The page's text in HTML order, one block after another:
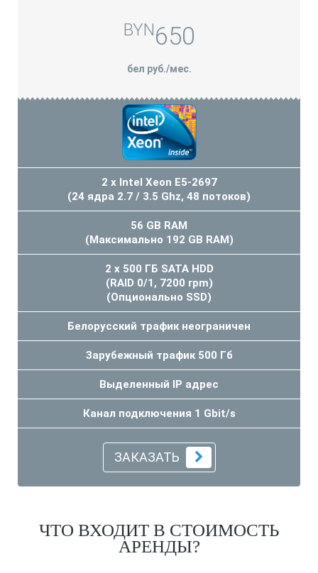
BYN650
бел руб./мес.
2 x Intel Xeon E5-2697
(24 ядра 2.7 / 3.5 Ghz, 48 потоков)
56 GB RAM
(Максимально 192 GB RAM)
2 x 500 ГБ SATA HDD
(RAID 0/1, 7200 rpm)
(Опционально SSD)
Белорусский трафик неограничен
Зарубежный трафик 500 Гб
Выделенный IP адрес
Канал подключения 1 Gbit/s
ЗАКАЗАТЬ
ЧТО ВХОДИТ В СТОИМОСТЬ
АРЕНДЫ?